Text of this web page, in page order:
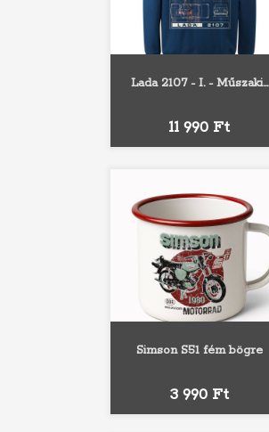
Lada 2107 - I. - Műszaki...
Ár
11 990 Ft
Simson S51 fém bögre
Ár
3 990 Ft